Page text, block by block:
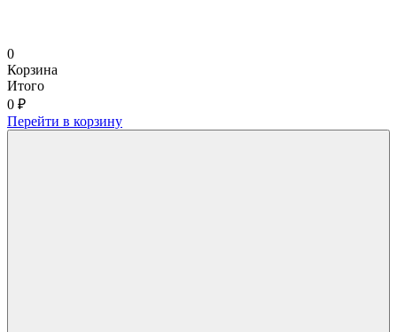
0
Корзина
Итого
0 ₽
Перейти в корзину